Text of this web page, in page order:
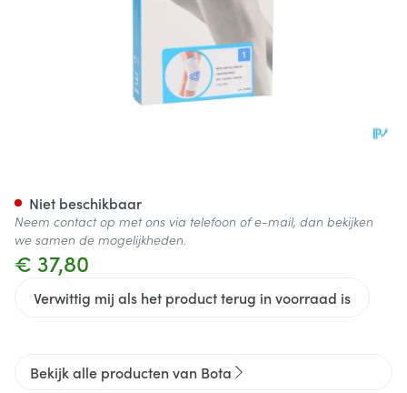
€ 37,80
Verwittig mij als het product terug in voorraad is
Niet beschikbaar
Neem contact op met ons via telefoon of e-mail, dan bekijken
we samen de mogelijkheden.
Bekijk alle producten van Bota